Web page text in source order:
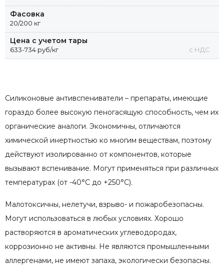
Фасовка
20/200 кг
Цена с учетом тары
633-734 руб/кг с НДС
Силиконовые антивспениватели – препараты, имеющие
гораздо более высокую пеногасящую способность, чем их
органические аналоги. Экономичны, отличаются
химической инертностью ко многим веществам, поэтому
действуют изолированно от компонентов, которые
вызывают вспенивание. Могут применяться при различных
температурах (от -40°C до +250°C).
Малотоксичны, нелетучи, взрыво- и пожаробезопасны.
Могут использоваться в любых условиях. Хорошо
растворяются в ароматических углеводородах,
коррозионно не активны. Не являются промышленными
аллергенами, не имеют запаха, экологически безопасны.